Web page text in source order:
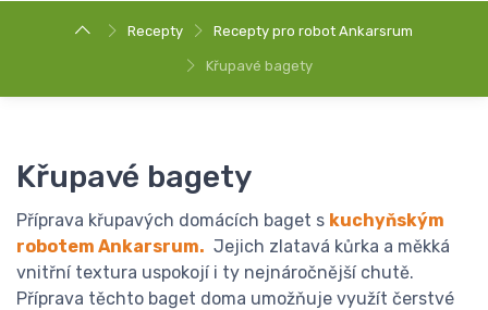
Recepty Recepty pro robot Ankarsrum
Křupavé bagety
Křupavé bagety
Příprava křupavých domácích baget s kuchyňským
robotem Ankarsrum. Jejich zlatavá kůrka a měkká
vnitřní textura uspokojí i ty nejnáročnější chutě.
Příprava těchto baget doma umožňuje využít čerstvé